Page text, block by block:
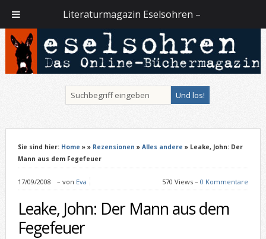
Sie sind hier: Home » » Rezensionen » Alles andere » Leake, John: Der
Mann aus dem Fegefeuer
17/09/2008 – von Eva 570 Views –0 Kommentare
Leake, John: Der Mann aus dem
Fegefeuer
Literaturmagazin Eselsohren –